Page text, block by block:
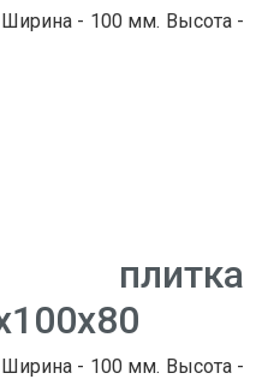
- 100 мм. Высота -
плитка
- 100 мм. Высота -